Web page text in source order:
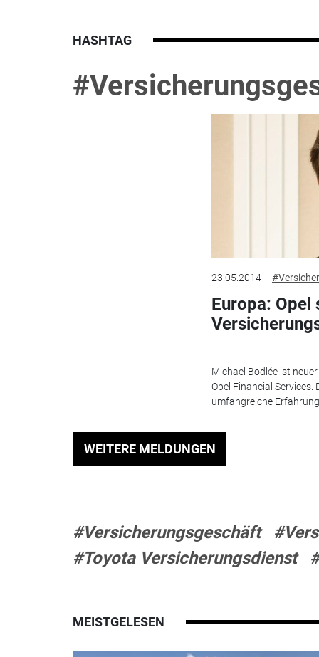
HASHTAG
23.05.2014
Europa: Opel
Michael Bodlée ist
Opel Financial
umfangreiche
WEITERE MELDUNGEN
#Versicherungsgeschäft
#Toyota Versicherungsdienst
MEISTGELESEN